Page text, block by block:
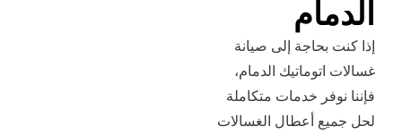
إلى صيانة
الدمام،
خدمات متكاملة
أعطال الغسالات